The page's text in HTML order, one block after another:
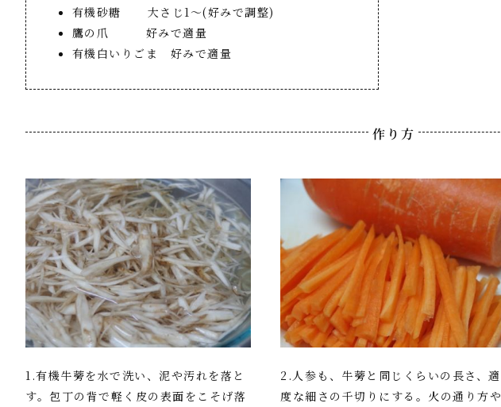
有機砂糖 大さじ1～(好みで調整)
鷹の爪 好みで適量
有機白いりごま 好みで適量
作り方
1.有機牛蒡を水で洗い、泥や汚れを落と
す。包丁の背で軽く皮の表面をこそげ落
2.人参も、牛蒡と同じくらいの長さ、適
度な細さの千切りにする。火の通り方や